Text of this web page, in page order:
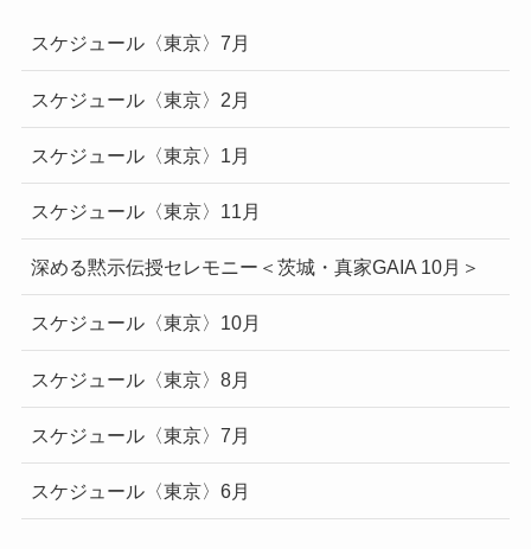
スケジュール〈東京〉7月
スケジュール〈東京〉2月
スケジュール〈東京〉1月
スケジュール〈東京〉11月
深める黙示伝授セレモニー＜茨城・真家GAIA 10月＞
スケジュール〈東京〉10月
スケジュール〈東京〉8月
スケジュール〈東京〉7月
スケジュール〈東京〉6月